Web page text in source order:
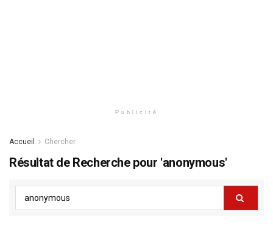
Publicité
Accueil Chercher
Résultat de Recherche pour 'anonymous'